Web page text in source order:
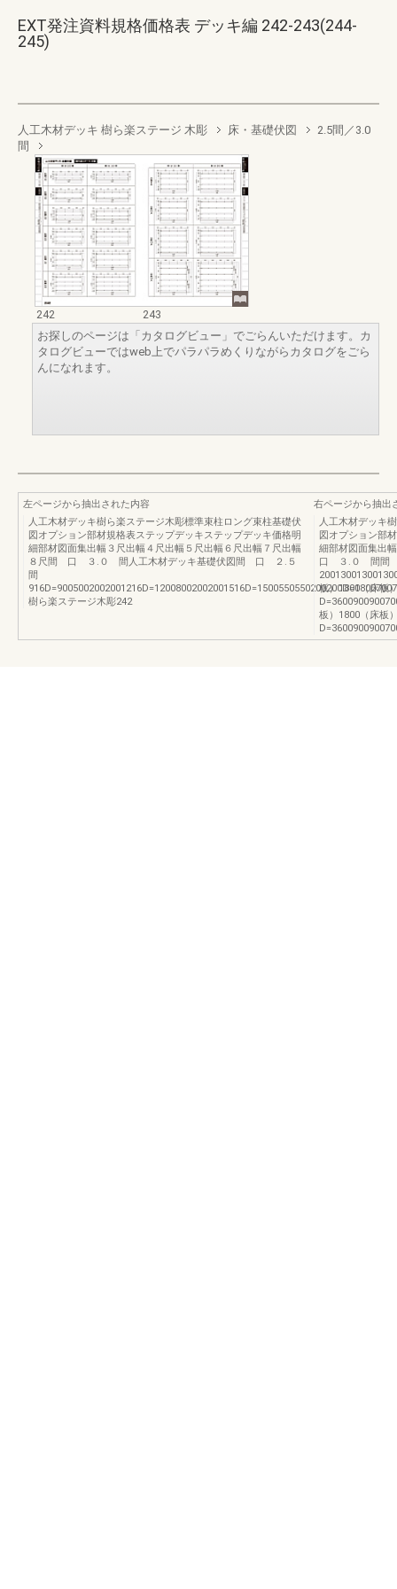
EXT発注資料規格価格表 デッキ編 242-243(244-
245)
人工木材デッキ 樹ら楽ステージ 木彫 床・基礎伏図
2.5間／3.0
間
242
243
お探しのページは「カタログビュー」でごらんいただけます。カ
タログビューではweb上でパラパラめくりながらカタログをごら
んになれます。
左ページから抽出された内容
人工木材デッキ樹ら楽ステージ木彫標準束柱ロング束柱基礎伏
図オプション部材規格表ステップデッキステップデッキ価格明
細部材図面集出幅３尺出幅４尺出幅５尺出幅６尺出幅７尺出幅
８尺間 口 ３.０ 間人工木材デッキ基礎伏図間 口 ２.５
間
樹ら楽ステージ木彫242
右ページから抽出
人工木材デッキ
図オプション部
細部材図面集出
口 ３.０ 間
板）1800（床板
板）1800（床板